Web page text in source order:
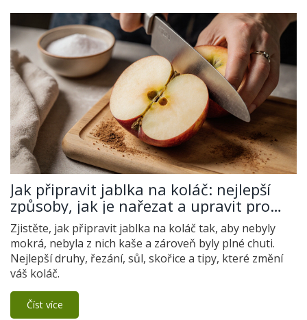
Jak připravit jablka na koláč: nejlepší
způsoby, jak je nařezat a upravit pro
dokonalý výsledek
Zjistěte, jak připravit jablka na koláč tak, aby nebyly
mokrá, nebyla z nich kaše a zároveň byly plné chuti.
Nejlepší druhy, řezání, sůl, skořice a tipy, které změní
váš koláč.
Číst více